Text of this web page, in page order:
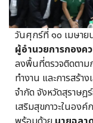
วันศุกร์ที่ ๑๐ เมษาย
ผู้อำนวยการกองค
ลงพื้นที่ตรวจติดตาม
ทำงาน และการสร้า
จํากัด จังหวัดสุราษฎ
เสริมสุขภาวะในอง